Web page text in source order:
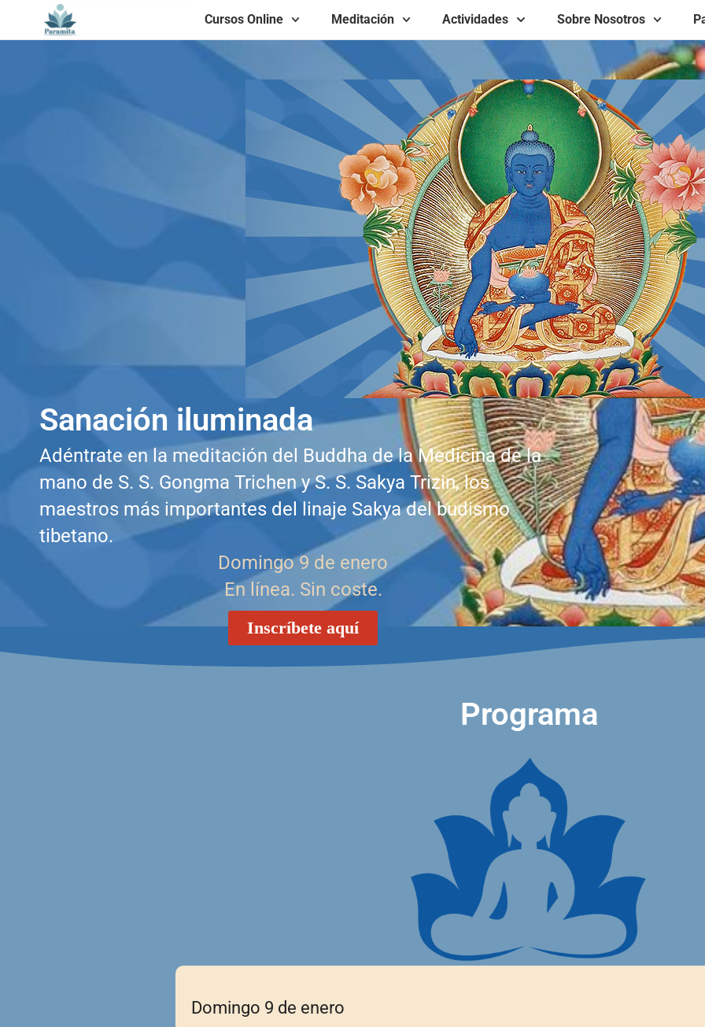
Cursos Online Meditación Actividades Sobre Nosotros
Sanación iluminada
Adéntrate en la meditación del Buddha de la Medicina de la
mano de S. S. Gongma Trichen y S. S. Sakya Trizin, los
maestros más importantes del linaje Sakya del budismo
tibetano.
Domingo 9 de enero
En línea. Sin coste.
Inscríbete aquí
Programa
Domingo 9 de enero